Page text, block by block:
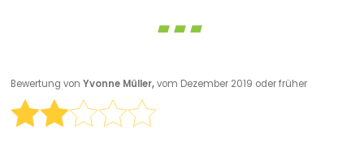
Bewertung von Yvonne Müller,vom Dezember 2019 oder früher